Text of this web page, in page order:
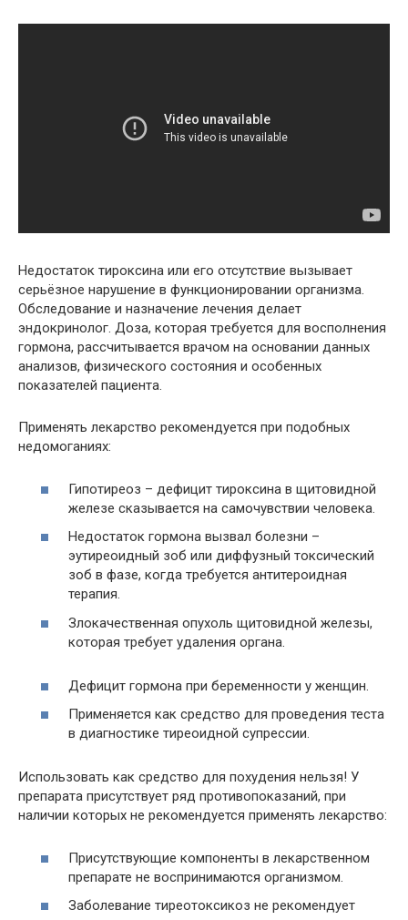
Недостаток тироксина или его отсутствие вызывает
серьёзное нарушение в функционировании организма.
Обследование и назначение лечения делает
эндокринолог. Доза, которая требуется для восполнения
гормона, рассчитывается врачом на основании данных
анализов, физического состояния и особенных
показателей пациента.
Применять лекарство рекомендуется при подобных
недомоганиях:
Гипотиреоз – дефицит тироксина в щитовидной
железе сказывается на самочувствии человека.
Недостаток гормона вызвал болезни –
эутиреоидный зоб или диффузный токсический
зоб в фазе, когда требуется антитероидная
терапия.
Злокачественная опухоль щитовидной железы,
которая требует удаления органа.
Дефицит гормона при беременности у женщин.
Применяется как средство для проведения теста
в диагностике тиреоидной супрессии.
Использовать как средство для похудения нельзя! У
препарата присутствует ряд противопоказаний, при
наличии которых не рекомендуется применять лекарство:
Присутствующие компоненты в лекарственном
препарате не воспринимаются организмом.
Заболевание тиреотоксикоз не рекомендует